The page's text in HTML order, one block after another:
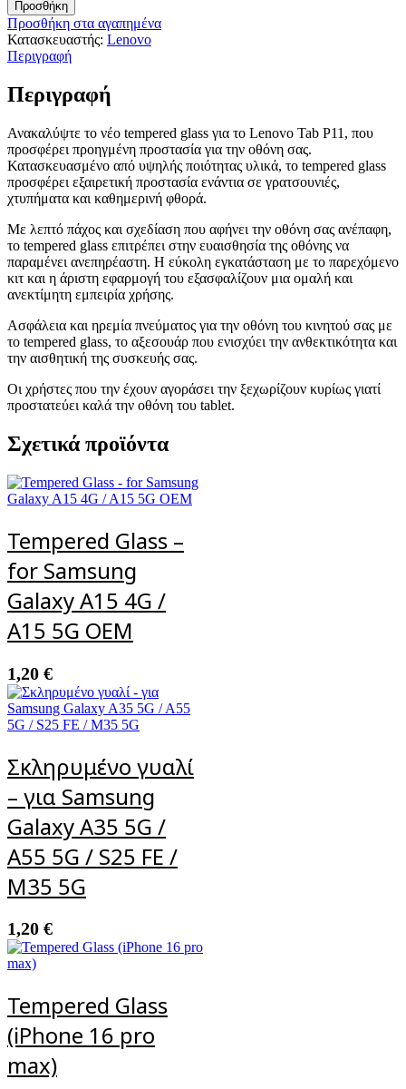
(Lenovo
Tab
P11
/
Plus)
Προσθήκη
Προσθήκη στα αγαπημένα
Κατασκευαστής: Lenovo
Περιγραφή
Περιγραφή
Ανακαλύψτε το νέο tempered glass για το Lenovo Tab P11, που
προσφέρει προηγμένη προστασία για την οθόνη σας.
Κατασκευασμένο από υψηλής ποιότητας υλικά, το tempered glass
προσφέρει εξαιρετική προστασία ενάντια σε γρατσουνιές,
χτυπήματα και καθημερινή φθορά.
Με λεπτό πάχος και σχεδίαση που αφήνει την οθόνη σας ανέπαφη,
το tempered glass επιτρέπει στην ευαισθησία της οθόνης να
παραμένει ανεπηρέαστη. Η εύκολη εγκατάσταση με το παρεχόμενο
κιτ και η άριστη εφαρμογή του εξασφαλίζουν μια ομαλή και
ανεκτίμητη εμπειρία χρήσης.
Ασφάλεια και ηρεμία πνεύματος για την οθόνη του κινητού σας με
το tempered glass, το αξεσουάρ που ενισχύει την ανθεκτικότητα και
την αισθητική της συσκευής σας.
Οι χρήστες που την έχουν αγοράσει την ξεχωρίζουν κυρίως γιατί
προστατεύει καλά την οθόνη του tablet.
Σχετικά προϊόντα
Tempered Glass –
for Samsung
Galaxy A15 4G /
A15 5G OEM
1,20 €
Σκληρυμένο γυαλί
– για Samsung
Galaxy A35 5G /
A55 5G / S25 FE /
M35 5G
1,20 €
Tempered Glass
(iPhone 16 pro
max)